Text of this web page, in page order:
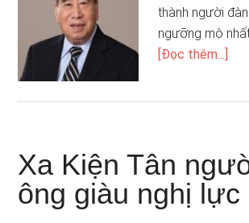
thành người
ngưỡng mộ
[Đọc thêm...]
Xa Kiện Tân
ông giàu nghị lực